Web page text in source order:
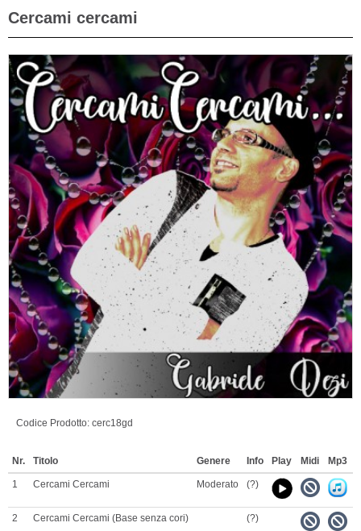
Cercami cercami
Codice Prodotto: cerc18gd
Nr. Titolo Genere Info Play Midi Mp3
1 Cercami Cercami Moderato (?)
2 Cercami Cercami (Base senza cori) (?)